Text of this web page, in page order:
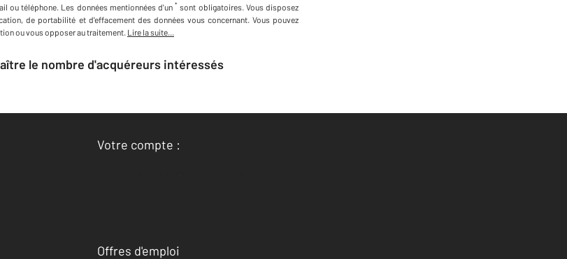
ou téléphone Les données mentionnées d'un * sont obligatoires. Vous disposez
de portabilité et d'effacement des données vous concernant. Vous pouvez
ou vous opposer au traitement. Lire la suite...
le nombre d'acquéreurs intéressés
Votre compte :
Accéder à mon compte
Offres d'emploi